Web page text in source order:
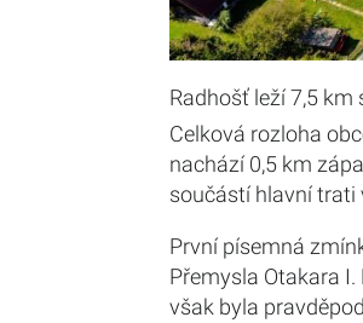
Radhošť leží 7,5
Celková rozloha
nachází 0,5 km
součástí hlavní trati
První písemná
Přemysla Otakara
však byla